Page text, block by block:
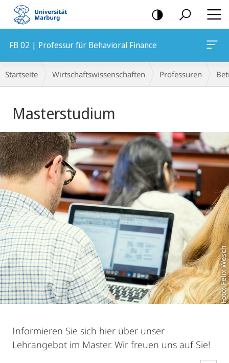
Mobile-
Navigation
FB 02 | Professur für Behavioral Finance
Breadcrumb-
Navigation
Startseite Wirtschaftswissenschaften Professuren
Masterstudium
Foto: Felix Wesch
Informieren Sie sich hier über unser
Lehrangebot im Master. Wir freuen uns auf Sie!